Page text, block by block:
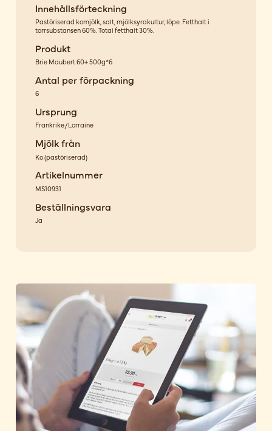
Innehållsförteckning
Pastöriserad komjölk, salt, mjölksyrakultur, löpe. Fetthalt i
torrsubstansen 60%. Total fetthalt 30%.
Produkt
Brie Maubert 60+ 500g*6
Antal per förpackning
6
Ursprung
Frankrike/Lorraine
Mjölk från
Ko(pastöriserad)
Artikelnummer
MS10931
Beställningsvara
Ja